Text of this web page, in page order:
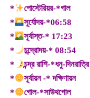
*
পোস্টেরিয়র-*গাল
*
সূর্যোদয়-*06:58
*
সূর্যাস্ত-* 17:23
*
চন্দ্রোদয়-* 08:54
*
চন্দ্র রাশি-*ধনু-দিনরাত্রি
*
সূর্যায়ন -* দক্ষিণায়ন
*
গোল-*সাউথগোল